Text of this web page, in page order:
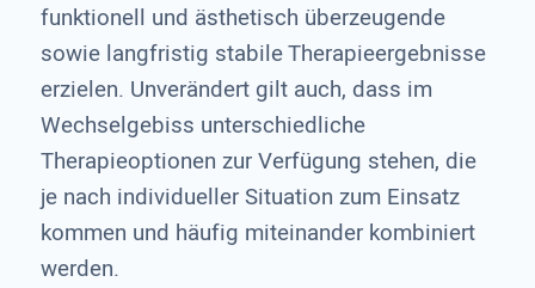
funktio­nell und ästhetisch überzeugende
sowie langfristig stabile Therapieergebnisse
erzielen. Unverändert gilt auch, dass im
Wechselgebiss unterschiedliche
Therapieoptionen zur Verfügung stehen, die
je nach individueller Situation zum Einsatz
kommen und häufig miteinander kombiniert
werden.